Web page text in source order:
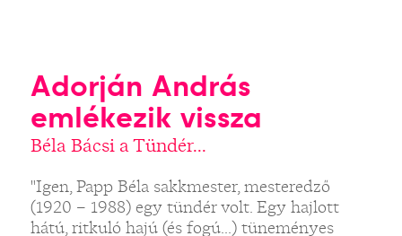
Adorján András
emlékezik vissza
Béla Bácsi a Tündér...
"Igen, Papp Béla sakkmester, mesteredző
(1920 – 1988) egy tündér volt. Egy hajlott
hátú, ritkuló hajú (és fogú...) tüneményes